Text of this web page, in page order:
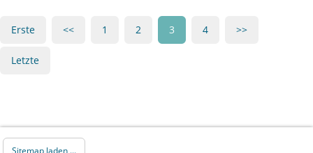
Erste << 1 2 3 4 >>
Letzte